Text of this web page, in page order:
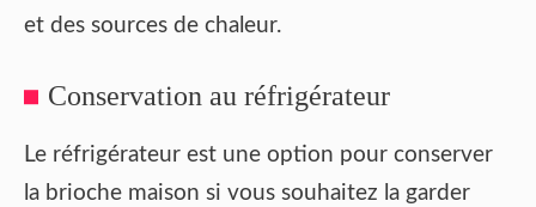
et des sources de chaleur.
Conservation au réfrigérateur
Le réfrigérateur est une option pour conserver
la brioche maison si vous souhaitez la garder